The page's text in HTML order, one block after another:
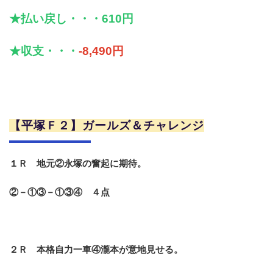
★払い戻し・・・610円
★収支・・・ -8,490円
【平塚Ｆ２】ガールズ＆チャレンジ
１Ｒ 地元②永塚の奮起に期待。
②－①③－①③④ ４点
２Ｒ 本格自力一車④瀧本が意地見せる。